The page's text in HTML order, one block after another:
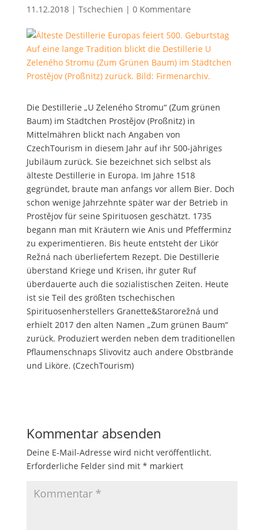
11.12.2018| Tschechien | 0 Kommentare
Auf eine lange Tradition blickt die Destillerie U
Zeleného Stromu (Zum Grünen Baum) im Städtchen
Prostějov (Proßnitz) zurück. Bild: Firmenarchiv.
Die Destillerie „U Zeleného Stromu“ (Zum grünen
Baum) im Städtchen Prostějov (Proßnitz) in
Mittelmähren blickt nach Angaben von
CzechTourism in diesem Jahr auf ihr 500-jähriges
Jubiläum zurück. Sie bezeichnet sich selbst als
älteste Destillerie in Europa. Im Jahre 1518
gegründet, braute man anfangs vor allem Bier. Doch
schon wenige Jahrzehnte später war der Betrieb in
Prostějov für seine Spirituosen geschätzt. 1735
begann man mit Kräutern wie Anis und Pfefferminz
zu experimentieren. Bis heute entsteht der Likör
Režná nach überliefertem Rezept. Die Destillerie
überstand Kriege und Krisen, ihr guter Ruf
überdauerte auch die sozialistischen Zeiten. Heute
ist sie Teil des größten tschechischen
Spirituosenherstellers Granette&Starorežná und
erhielt 2017 den alten Namen „Zum grünen Baum“
zurück. Produziert werden neben dem traditionellen
Pflaumenschnaps Slivovitz auch andere Obstbrände
und Liköre. (CzechTourism)
Kommentar absenden
Deine E-Mail-Adresse wird nicht veröffentlicht.
Erforderliche Felder sind mit * markiert